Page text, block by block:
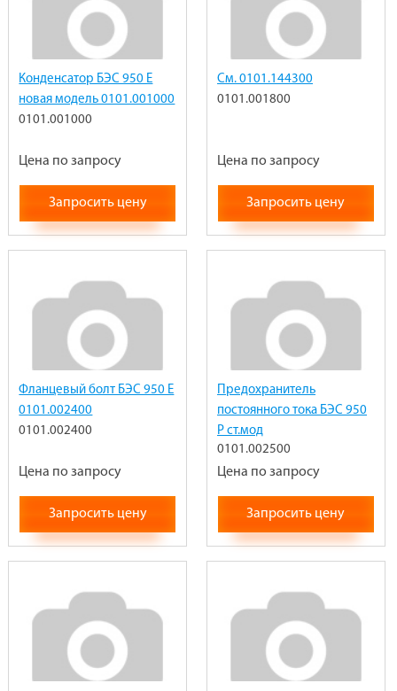
Конденсатор БЭС 950 Е
новая модель 0101.001000
0101.001000
Цена по запросу
Запросить цену
См. 0101.144300
0101.001800
Цена по запросу
Запросить цену
Фланцевый болт БЭС 950 Е
0101.002400
0101.002400
Цена по запросу
Запросить цену
Предохранитель
постоянного тока БЭС 950
Р ст.мод
0101.002500
Цена по запросу
Запросить цену